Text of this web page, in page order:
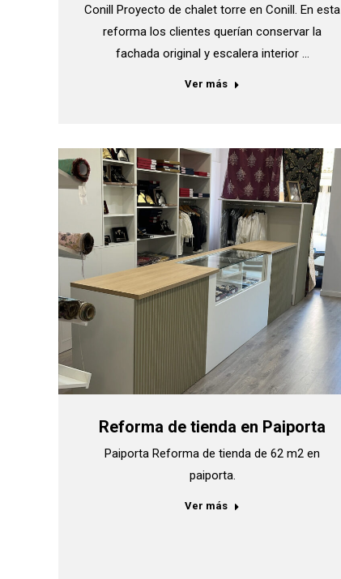
Conill Proyecto de chalet torre en Conill. En esta
reforma los clientes querían conservar la
fachada original y escalera interior …
Ver más
Reforma de tienda en Paiporta
Paiporta Reforma de tienda de 62 m2 en
paiporta.
Ver más